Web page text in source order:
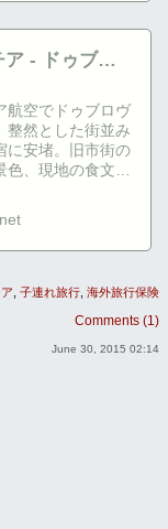
ア - ドゥブロ
航空でドゥブロヴ
整然とした街並み
に安堵。旧市街の
色、現地の食文化
ベビーカーの不
のi...
子連れ旅行 海外旅行保険
Comments (1)
June 30, 2015 02:14